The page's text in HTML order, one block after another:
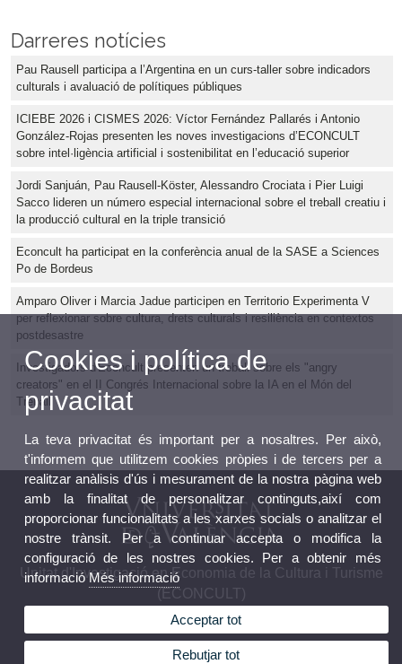
Darreres notícies
Pau Rausell participa a l’Argentina en un curs-taller sobre indicadors
culturals i avaluació de polítiques públiques
ICIEBE 2026 i CISMES 2026: Víctor Fernández Pallarés i Antonio
González-Rojas presenten les noves investigacions d’ECONCULT
sobre intel·ligència artificial i sostenibilitat en l’educació superior
Jordi Sanjuán, Pau Rausell-Köster, Alessandro Crociata i Pier Luigi
Sacco lideren un número especial internacional sobre el treball creatiu i
la producció cultural en la triple transició
Econcult ha participat en la conferència anual de la SASE a Sciences
Po de Bordeus
Amparo Oliver i Marcia Jadue participen en Territorio Experimenta V
per reflexionar sobre cultura, drets culturals i resiliència en contextos
postdesastre
Investigadors d'Econcult presenten un treball sobre els "angry
creators" en el II Congrés Internacional sobre la IA en el Món del
Treball
Unitat d'Investigació en Economia de la Cultura i Turisme
(ECONCULT)
Cookies i política de
privacitat
La teva privacitat és important per a nosaltres. Per això,
t'informem que utilitzem cookies pròpies i de tercers per a
realitzar anàlisis d'ús i mesurament de la nostra pàgina web
amb la finalitat de personalitzar continguts,així com
proporcionar funcionalitats a les xarxes socials o analitzar el
nostre trànsit. Per a continuar accepta o modifica la
configuració de les nostres cookies. Per a obtenir més
informacióMés informació
Acceptar tot
Rebutjar tot